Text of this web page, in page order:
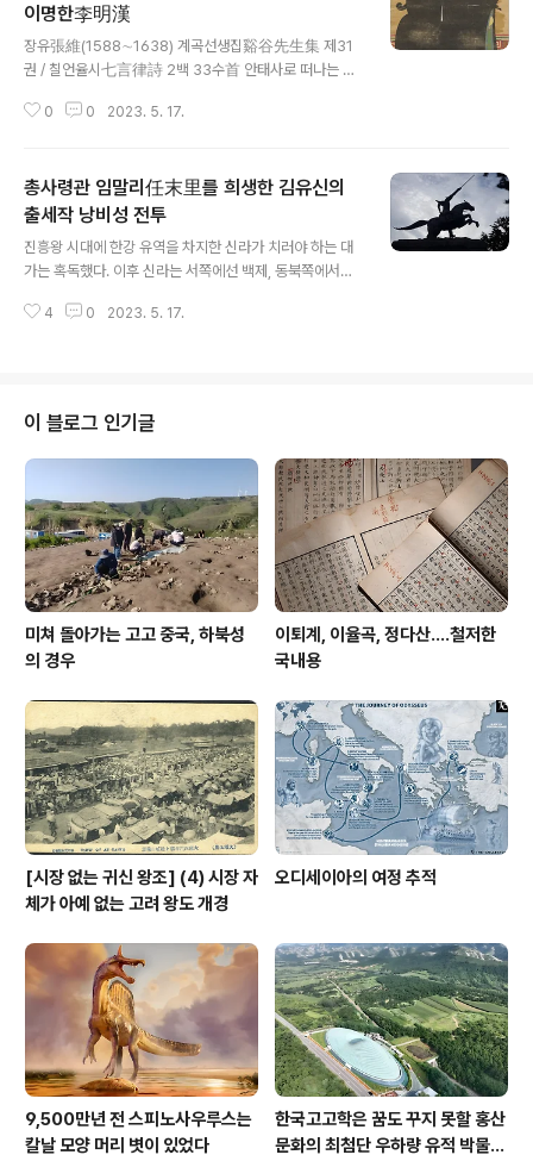
이명한李明漢
장유張維(1588∼1638) 계곡선생집谿谷先生集 제31
권 / 칠언율시七言律詩 2백 33수首 안태사로 떠나는 이
봄날 벌써 왕자 얻은 상서라 기쁜 기운 미앙궁 총총히 감싸
창하고 종묘사직 온갖 신령 대대로 창성하리 우리 시랑 다
시 사신 뽑혀 이 봄날 강호 풍경 두루 만끽하겠구려 燕禖
弓韣早呈祥。喜氣蔥蔥繞未央。珠褓爭看壯髮秀。
玉函深護聖胎藏。本支百世綿瓜盛。宗社三靈奕葉
昌。華省侍郞還擁傳。靑春湖海閱風光。 ⓒ 한국고
전번역원 | 영인표점 한국문집총간 | 1992 [주-D001] 안
0 0 2023. 5. 17.
총사령관 임말리任末里를 희생한 김유신의
출세작 낭비성 전투
진흥왕 시대에 한강 유역을 차지한 신라가 치러야 하는 대
가는 혹독했다. 이후 신라는 서쪽에선 백제, 동북쪽에서는
반도의 이런 정세 변동은 동아시아 세계 전체에도 영향을
었다. 이 와중에 신라와 고구려는 629년 가을 8월, 낭비성
娘臂城이라는 곳에서 국운을 건 일대 혈투를 벌이게 된다.
이 사건 전개를 삼국사기에서 훑어보면 먼저 신라 진평왕
본기 51년(629) 조에 이르기를 “가을 8월, 임금이 대장군
용춘龍春·서현舒玄, 부장군 유신庾信을 보내 고구려 낭
비성娘臂城을 침공했다. 고구려인이 ..
4 0 2023. 5. 17.
이 블로그 인기글
미쳐 돌아가는 고고 중국, 하북성
의 경우
이퇴계, 이율곡, 정다산....철저한
국내용
[시장 없는 귀신 왕조] (4) 시장 자
체가 아예 없는 고려 왕도 개경
오디세이아의 여정 추적
9,500만년 전 스피노사우루스는
칼날 모양 머리 볏이 있었다
한국고고학은 꿈도 꾸지 못할 홍산
문화의 최첨단 우하량 유적 박물관